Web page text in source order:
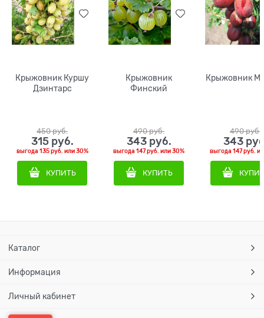
Крыжовник Куршу
Дзинтарс
450 руб.
315 руб.
выгода 135 руб. или30%
КУПИТЬ
Крыжовник
Финский
490 руб.
343 руб.
выгода147 руб. или30%
КУПИТЬ
Крыжовник
490 руб.
343
выгода147 руб.
Каталог
Информация
Личный кабинет